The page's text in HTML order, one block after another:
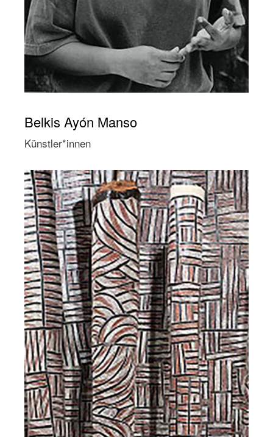
Belkis Ayón Manso
Künstler*innen